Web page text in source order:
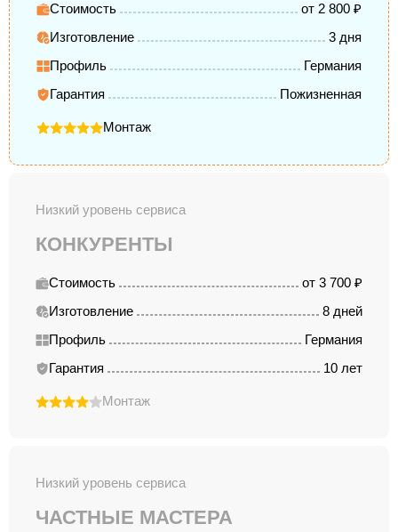
Стоимость
от 2 800 ₽
Изготовление
3 дня
Профиль
Германия
Гарантия
Пожизненная
Монтаж
Низкий уровень сервиса
КОНКУРЕНТЫ
Стоимость
от 3 700 ₽
Изготовление
8 дней
Профиль
Германия
Гарантия
10 лет
Монтаж
Низкий уровень сервиса
ЧАСТНЫЕ МАСТЕРА